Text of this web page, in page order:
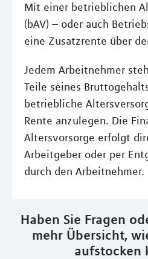
Mit einer betrieblichen
(bAV) – oder auch
eine Zusatzrente über
Jedem Arbeitnehmer
Teile seines
betriebliche
Rente anzulegen. Die
Altersvorsorge erfolgt
Arbeitgeber oder per
durch den Arbeitnehmer.
Haben Sie Fragen
mehr Übersicht,
aufstocken